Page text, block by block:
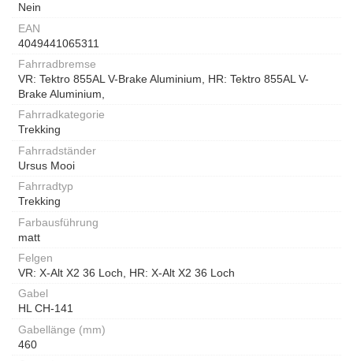
Nein
EAN
4049441065311
Fahrradbremse
VR: Tektro 855AL V-Brake Aluminium, HR: Tektro 855AL V-
Brake Aluminium,
Fahrradkategorie
Trekking
Fahrradständer
Ursus Mooi
Fahrradtyp
Trekking
Farbausführung
matt
Felgen
VR: X-Alt X2 36 Loch, HR: X-Alt X2 36 Loch
Gabel
HL CH-141
Gabellänge (mm)
460